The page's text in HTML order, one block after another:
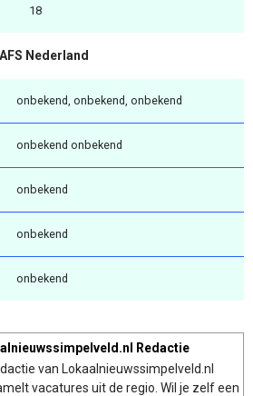
18
Nederland
onbekend, onbekend, onbekend
onbekend onbekend
onbekend
onbekend
onbekend
Redactie
van Lokaalnieuwssimpelveld.nl
vacatures uit de regio. Wil je zelf een